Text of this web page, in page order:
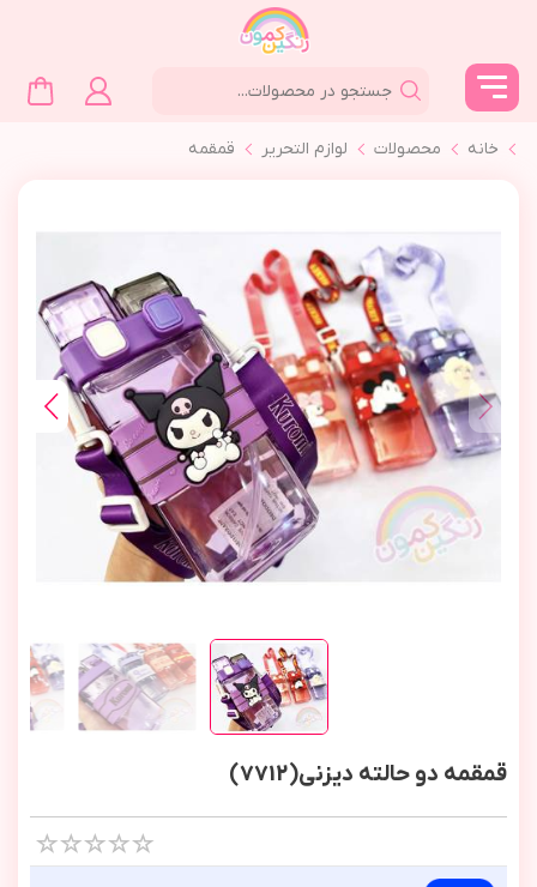
خانه محصولات لوازم التحرير قمقمه
قمقمه دو حالته دیزنی(7712)